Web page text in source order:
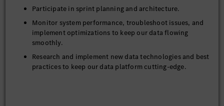
Participate in sprint planning and architecture.
Monitor system performance, troubleshoot issues, and
implement optimizations to keep our data flowing
smoothly.
Research and implement new data technologies and best
practices to keep our data platform cutting-edge.